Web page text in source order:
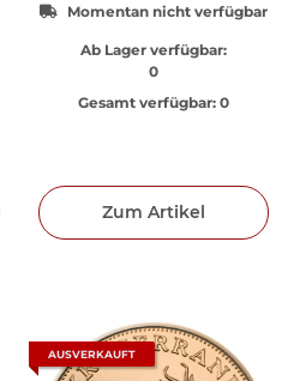
Momentan nicht verfügbar
Ab Lager verfügbar:
0
Gesamt verfügbar: 0
Zum Artikel
AUSVERKAUFT